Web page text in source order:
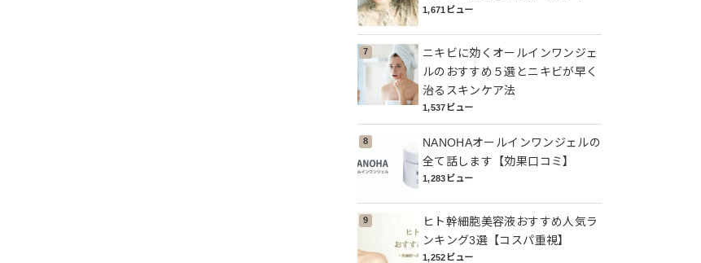
1,671ビュー
ニキビに効くオールインワンジェ
ルのおすすめ５選とニキビが早く
治るスキンケア法
1,537ビュー
NANOHAオールインワンジェルの
全て話します【効果口コミ】
1,283ビュー
ヒト幹細胞美容液おすすめ人気ラ
ンキング3選【コスパ重視】
1,252ビュー